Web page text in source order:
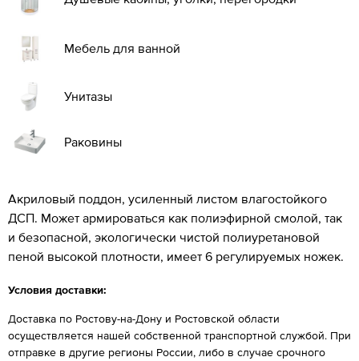
Мебель для ванной
Унитазы
Раковины
Акриловый поддон, усиленный листом влагостойкого
ДСП. Может армироваться как полиэфирной смолой, так
и безопасной, экологически чистой полиуретановой
пеной высокой плотности, имеет 6 регулируемых ножек.
Условия доставки:
Доставка по Ростову-на-Дону и Ростовской области
осуществляется нашей собственной транспортной службой. При
отправке в другие регионы России, либо в случае срочного